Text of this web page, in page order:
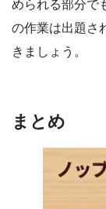
められる部分で
の作業は出題さ
きましょう。
まとめ